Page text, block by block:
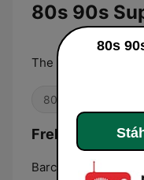
80s 90s
The best hits pop
80. léta
Frekvence 80s
Barcelona:
80s